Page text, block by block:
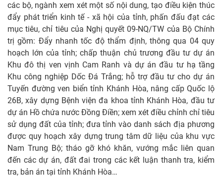
các bộ, ngành xem xét một số nội dung, tạo điều kiện thúc
đẩy phát triển kinh tế - xã hội của tỉnh, phấn đấu đạt các
mục tiêu, chỉ tiêu của Nghị quyết 09-NQ/TW của Bộ Chính
trị gồm: Đẩy nhanh tốc độ thẩm định, thông qua 04 quy
hoạch lớn của tỉnh; chấp thuận chủ trương đầu tư dự án
Khu đô thị ven vịnh Cam Ranh và dự án đầu tư hạ tầng
Khu công nghiệp Dốc Đá Trắng; hỗ trợ đầu tư cho dự án
Tuyến đường ven biển tỉnh Khánh Hòa, nâng cấp Quốc lộ
26B, xây dựng Bệnh viện đa khoa tỉnh Khánh Hòa, đầu tư
dự án Hồ chứa nước Đồng Điền; xem xét điều chỉnh chỉ tiêu
sử dụng đất của tỉnh; đưa tỉnh vào danh sách địa phương
được quy hoạch xây dựng trung tâm dữ liệu của khu vực
Nam Trung Bộ; tháo gỡ khó khăn, vướng mắc liên quan
đến các dự án, đất đai trong các kết luận thanh tra, kiểm
tra, bản án tại tỉnh Khánh Hòa…